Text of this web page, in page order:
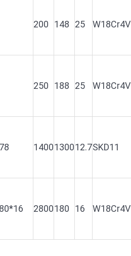
200 148 25
250 188 25
1400130012.7SKD11
2800180 16